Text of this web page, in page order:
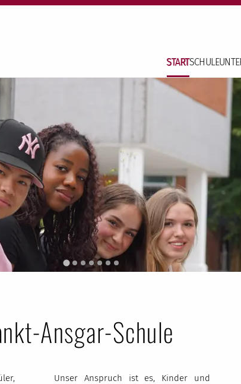
STARTSCHULE
Ansgar-Schule
Unser Anspruch ist es, Kinder und